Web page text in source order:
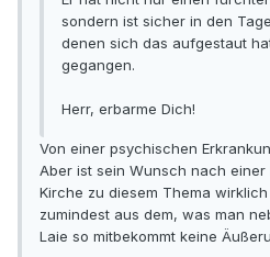
sondern ist sicher in den
denen sich das aufgestaut
gegangen.
Herr, erbarme Dich!
Von einer psychischen
Aber ist sein Wunsch nach
Kirche zu diesem Thema
zumindest aus dem, was man
Laie so mitbekommt keine